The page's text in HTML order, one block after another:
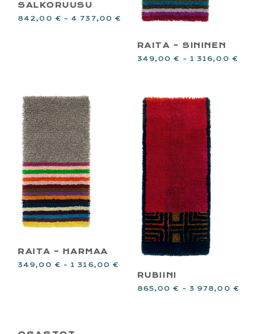
SALKORUUSU
842,00 € – 4 737,00 €
RAITA – SININEN
349,00 € – 1 316,00 €
RAITA – HARMAA
349,00 € – 1 316,00 €
RUBIINI
865,00 € – 3 978,00 €